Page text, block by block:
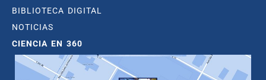
BIBLIOTECA DIGITAL
NOTICIAS
CIENCIA EN 360